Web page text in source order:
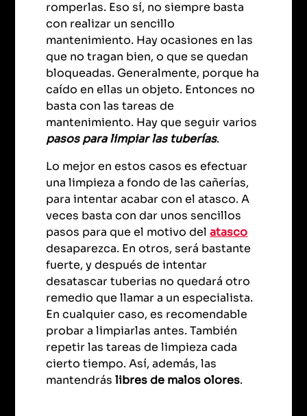
romperlas. Eso sí, no siempre basta
con realizar un sencillo
mantenimiento. Hay ocasiones en las
que no tragan bien, o que se quedan
bloqueadas. Generalmente, porque ha
caído en ellas un objeto. Entonces no
basta con las tareas de
mantenimiento. Hay que seguir varios
pasos para limpiar las tuberías.
Lo mejor en estos casos es efectuar
una limpieza a fondo de las cañerías,
para intentar acabar con el atasco. A
veces basta con dar unos sencillos
pasos para que el motivo delatasco
desaparezca. En otros, será bastante
fuerte, y después de intentar
desatascar tuberias no quedará otro
remedio que llamar a un especialista.
En cualquier caso, es recomendable
probar a limpiarlas antes. También
repetir las tareas de limpieza cada
cierto tiempo. Así, además, las
mantendráslibres de malos olores.